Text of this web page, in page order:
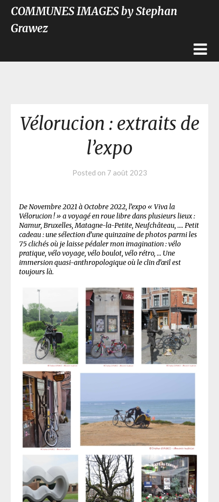
COMMUNES IMAGES by Stephan
Grawez
Vélorucion : extraits de
l’expo
Posted on 7 août 2023
De Novembre 2021 à Octobre 2022, l’expo « Viva la
Vélorucion ! » a voyagé en roue libre dans plusieurs lieux :
Namur, Bruxelles, Matagne-la-Petite, Neufchâteau, …. Petit
cadeau : une sélection d’une quinzaine de photos parmi les
75 clichés où je laisse pédaler mon imagination : vélo
pratique, vélo voyage, vélo boulot, vélo rétro, … Une
immersion quasi-anthropologique où le clin d’œil est
toujours là.